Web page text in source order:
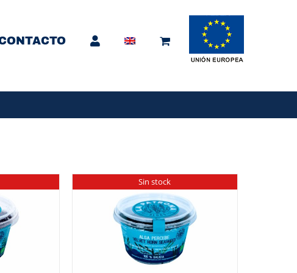
Sin stock